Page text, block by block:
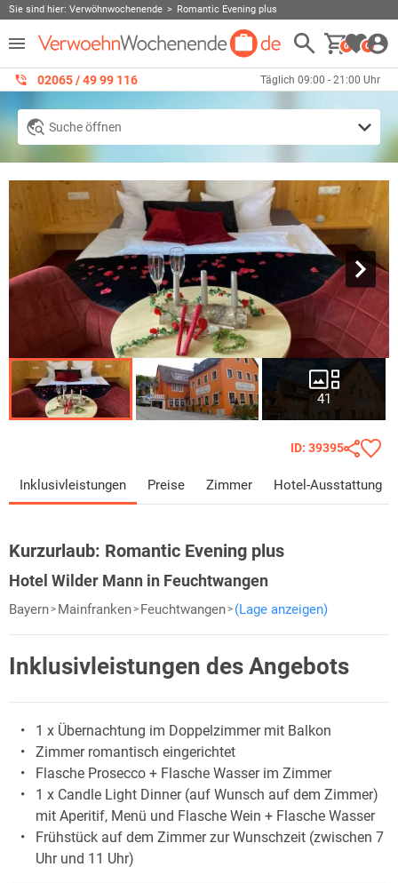
Sie sind hier: Verwöhnwochenende Romantic Evening plus
0 0
02065 / 49 ‌99 116 Täglich 09:00 - 21:00 Uhr
Suche öffnen
41
ID: 39395
Inklusivleistungen Preise Zimmer Hotel-Ausstattung
Kurzurlaub: Romantic Evening plus
Hotel Wilder Mann in Feuchtwangen
Bayern Mainfranken Feuchtwangen (Lage anzeigen)
Inklusivleistungen des Angebots
1 x Übernachtung im Doppelzimmer mit Balkon
Zimmer romantisch eingerichtet
Flasche Prosecco + Flasche Wasser im Zimmer
1 x Candle Light Dinner (auf Wunsch auf dem Zimmer)
mit Aperitif, Menü und Flasche Wein + Flasche Wasser
Frühstück auf dem Zimmer zur Wunschzeit (zwischen 7
Uhr und 11 Uhr)